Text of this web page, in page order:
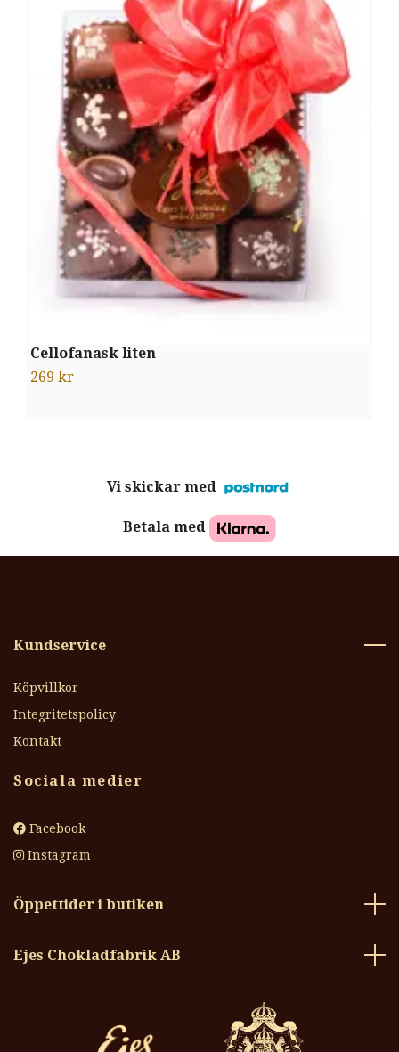
Vi skickar med
Betala med
Cellofanask liten
269 kr
Kundservice
Köpvillkor
Integritetspolicy
Kontakt
Sociala medier
Facebook
Instagram
Öppettider i butiken
Ejes Chokladfabrik AB